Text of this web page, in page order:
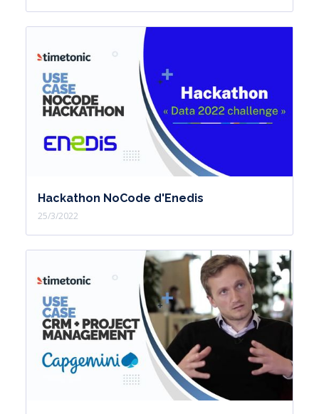
Hackathon NoCode d'Enedis
25/3/2022